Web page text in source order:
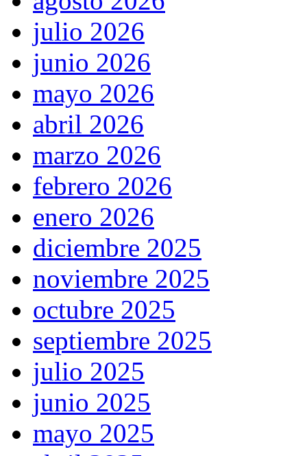
julio 2026
junio 2026
mayo 2026
abril 2026
marzo 2026
febrero 2026
enero 2026
diciembre 2025
noviembre 2025
octubre 2025
septiembre 2025
julio 2025
junio 2025
mayo 2025